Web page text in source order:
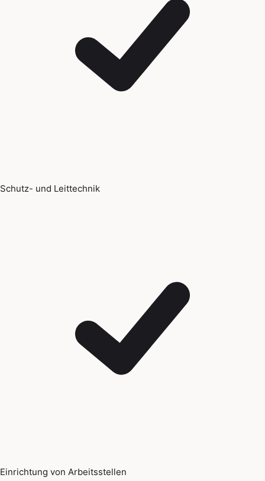
Schutz- und Leittechnik
Einrichtung von Arbeitsstellen